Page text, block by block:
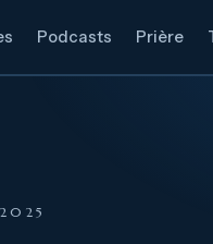
Podcasts Prière